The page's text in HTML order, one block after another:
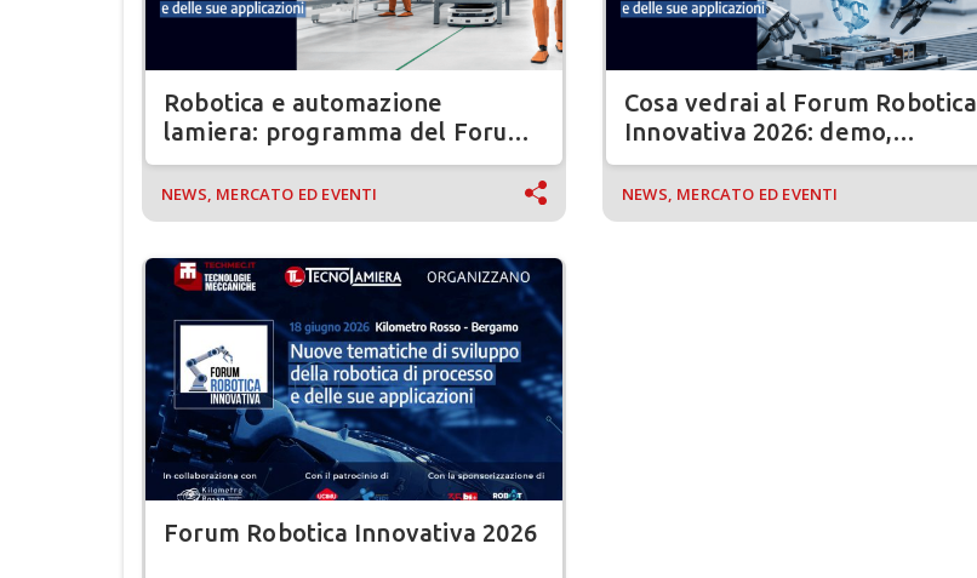
Robotica e automazione
lamiera: programma del Forum
Robotica Innovativa 2026
NEWS, MERCATO ED EVENTI
Cosa vedrai al Forum Robotica
Innovativa 2026: demo,
tecnologie e networking
NEWS, MERCATO ED EVENTI
Forum Robotica Innovativa 2026